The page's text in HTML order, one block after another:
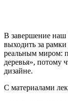
В завершение наш
выходить за
реальным миром:
деревья», потому
дизайне.
С материалами